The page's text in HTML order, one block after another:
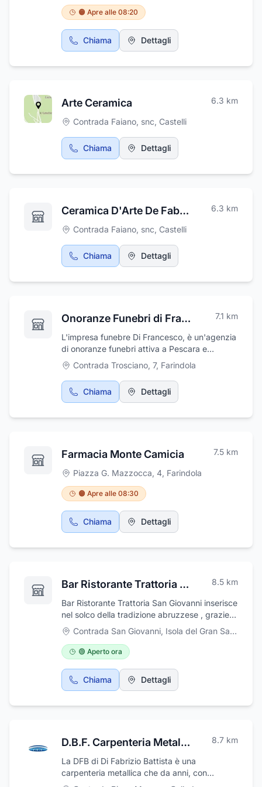
🟠 Apre alle 08:20
Chiama Dettagli
Arte Ceramica 6.3 km
Contrada Faiano, snc, Castelli
Chiama Dettagli
Ceramica D'Arte De Fabritiis M. & C. Snc 6.3 km
Contrada Faiano, snc, Castelli
Chiama Dettagli
Onoranze Funebri di Francesco Renato 7.1 km
L'impresa funebre Di Francesco, è un'agenzia
di onoranze funebri attiva a Pescara e
provincia da oltre vent'anni. Questi anni
d'esperienza, unitamente alla professionalità
e alla serietà sempre dimostrata, ci hanno
fatto conoscere in tutto il territorio e ci hanno
imprese funebri locali. Realizziamo servizi
con disbrigo delle pratiche burocratiche e
l'acquisto dei loculi.
Contrada Trosciano, 7, Farindola
Chiama Dettagli
Farmacia Monte Camicia 7.5 km
Piazza G. Mazzocca, 4, Farindola
🟠 Apre alle 08:30
Chiama Dettagli
Bar Ristorante Trattoria San Giovanni 8.5 km
Bar Ristorante Trattoria San Giovanni inserisce
nel solco della tradizione abruzzese , grazie
all'ambiente rustico ma confortevole ed alla
cucina che ripropone tutti i gusti e i sapori del
luogo, oltre a piatti tipici italiani. Propone il
meglio della cucina locale come: arrosticini e
specialità alla brace e primi piatti con pasta
fatta in casa e artigianale. Il locale è
comitive, inoltre dispone di angolo bar. Il Caffè
Contrada San Giovanni, Isola del Gran Sasso d'Italia
🟢 Aperto ora
Chiama Dettagli
D.B.F. Carpenteria Metallica 8.7 km
La DFB di Di Fabrizio Battista è una
carpenteria metallica che da anni, con
competenza, passione e professionalità, si